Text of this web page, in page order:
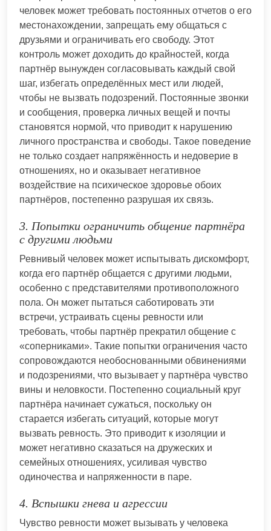
человек может требовать постоянных отчетов о его
местонахождении, запрещать ему общаться с
друзьями и ограничивать его свободу. Этот
контроль может доходить до крайностей, когда
партнёр вынужден согласовывать каждый свой
шаг, избегать определённых мест или людей,
чтобы не вызвать подозрений. Постоянные звонки
и сообщения, проверка личных вещей и почты
становятся нормой, что приводит к нарушению
личного пространства и свободы. Такое поведение
не только создает напряжённость и недоверие в
отношениях, но и оказывает негативное
воздействие на психическое здоровье обоих
партнёров, постепенно разрушая их связь.
3. Попытки ограничить общение партнёра
с другими людьми
Ревнивый человек может испытывать дискомфорт,
когда его партнёр общается с другими людьми,
особенно с представителями противоположного
пола. Он может пытаться саботировать эти
встречи, устраивать сцены ревности или
требовать, чтобы партнёр прекратил общение с
«соперниками». Такие попытки ограничения часто
сопровождаются необоснованными обвинениями
и подозрениями, что вызывает у партнёра чувство
вины и неловкости. Постепенно социальный круг
партнёра начинает сужаться, поскольку он
старается избегать ситуаций, которые могут
вызвать ревность. Это приводит к изоляции и
может негативно сказаться на дружеских и
семейных отношениях, усиливая чувство
одиночества и напряженности в паре.
4. Вспышки гнева и агрессии
Чувство ревности может вызывать у человека